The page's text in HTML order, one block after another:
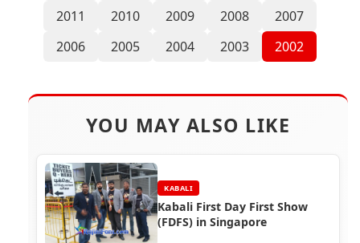
2011
2010 2009 2008
2007
2006
2005 2004 2003 2002
YOU MAY ALSO LIKE
KABALI
Kabali First Day First Show
(FDFS) in Singapore